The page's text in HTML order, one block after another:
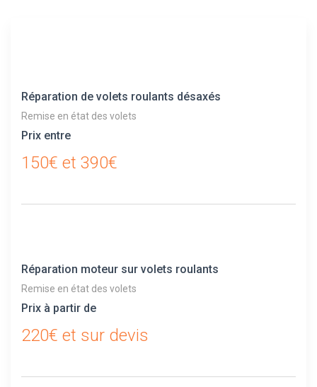
Réparation de volets roulants désaxés
Remise en état des volets
Prix entre
150€ et 390€
Réparation moteur sur volets roulants
Remise en état des volets
Prix à partir de
220€ et sur devis